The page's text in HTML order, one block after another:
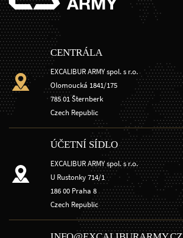
CENTRÁLA
EXCALIBUR ARMY spol. s r.o.
Olomoucká 1841/175
785 01 Šternberk
Czech Republic
ÚČETNÍ SÍDLO
EXCALIBUR ARMY spol. s r.o.
U Rustonky 714/1
186 00 Praha 8
Czech Republic